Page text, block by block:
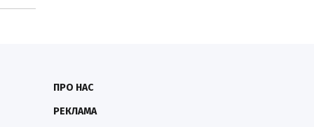
ПРО НАС
РЕКЛАМА